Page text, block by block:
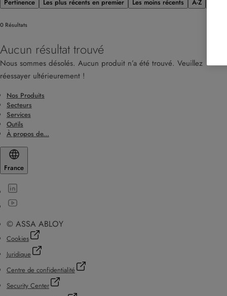
Pertinence
Les plus récents en premier Les moins récents A-Z
0 Résultats
Aucun résultat trouvé
Nous sommes désolés. Aucun produit n’a été trouvé. Veuillez
réessayer ultérieurement !
Nos Produits
Secteurs
Services
Outils
À propos de...
France
© ASSA ABLOY
Cookies
Juridique
Centre de confidentialité
Security Center